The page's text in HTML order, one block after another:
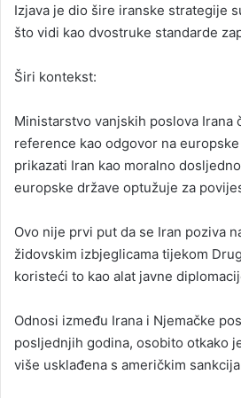
Izjava je dio šire iranske strategije
što vidi kao dvostruke standarde
Širi kontekst:
Ministarstvo vanjskih poslova Irana
reference kao odgovor na
prikazati Iran kao moralno
europske države optužuje za
Ovo nije prvi put da se Iran poziva
židovskim izbjeglicama tijekom
koristeći to kao alat javne
Odnosi između Irana i Njemačke
posljednjih godina, osobito otkako
više usklađena s američkim